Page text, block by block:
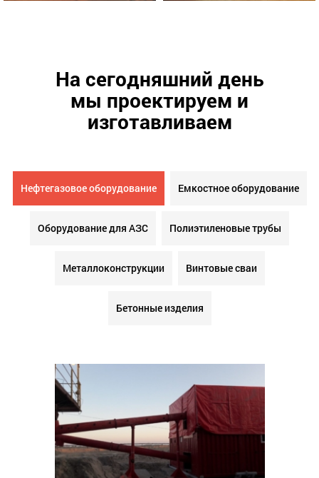
На сегодняшний день
мы проектируем и
изготавливаем
Нефтегазовое оборудование Емкостное оборудование
Оборудование для АЗС Полиэтиленовые трубы
Металлоконструкции Винтовые сваи
Бетонные изделия